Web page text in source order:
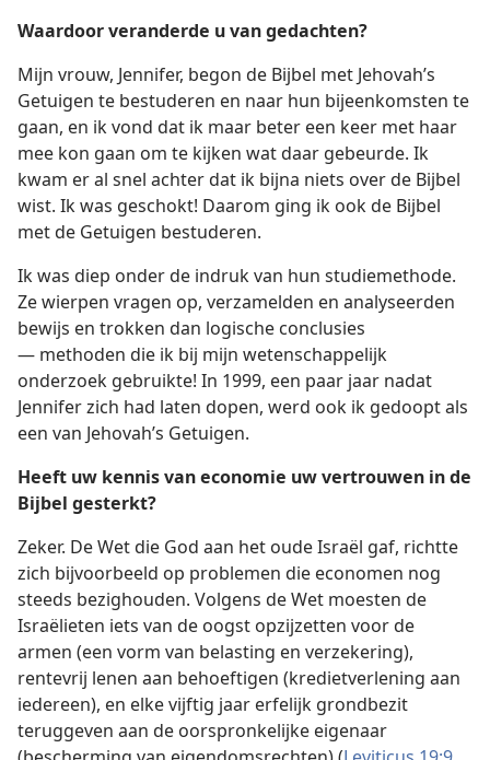
Waardoor veranderde u van gedachten?
Mijn vrouw, Jennifer, begon de Bijbel met Jehovah’s
Getuigen te bestuderen en naar hun bijeenkomsten te
gaan, en ik vond dat ik maar beter een keer met haar
mee kon gaan om te kijken wat daar gebeurde. Ik
kwam er al snel achter dat ik bijna niets over de Bijbel
wist. Ik was geschokt! Daarom ging ik ook de Bijbel
met de Getuigen bestuderen.
Ik was diep onder de indruk van hun studiemethode.
Ze wierpen vragen op, verzamelden en analyseerden
bewijs en trokken dan logische conclusies
— methoden die ik bij mijn wetenschappelijk
onderzoek gebruikte! In 1999, een paar jaar nadat
Jennifer zich had laten dopen, werd ook ik gedoopt als
een van Jehovah’s Getuigen.
Heeft uw kennis van economie uw vertrouwen in de
Bijbel gesterkt?
Zeker. De Wet die God aan het oude Israël gaf, richtte
zich bijvoorbeeld op problemen die economen nog
steeds bezighouden. Volgens de Wet moesten de
Israëlieten iets van de oogst opzijzetten voor de
armen (een vorm van belasting en verzekering),
rentevrij lenen aan behoeftigen (kredietverlening aan
iedereen), en elke vijftig jaar erfelijk grondbezit
teruggeven aan de oorspronkelijke eigenaar